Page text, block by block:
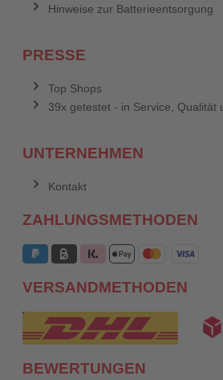
Hinweise zur Batterieentsorgung
PRESSE
Top Shops
39x getestet - in Service, Qualität
UNTERNEHMEN
Kontakt
ZAHLUNGSMETHODEN
VERSANDMETHODEN
BEWERTUNGEN